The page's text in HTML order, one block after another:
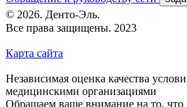
© 2026. Денто-Эль.
Все права защищены. 2023
Карта сайта
Независимая оценка качества
медицинскими организациями
Обращаем ваше внимание на то, что